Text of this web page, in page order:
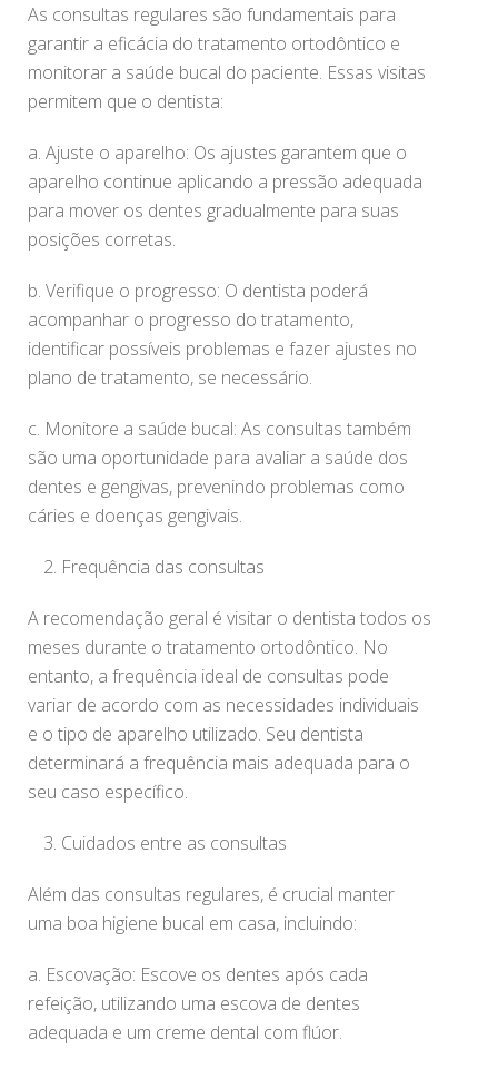
As consultas regulares são fundamentais para
garantir a eficácia do tratamento ortodôntico e
monitorar a saúde bucal do paciente. Essas visitas
permitem que o dentista:
a. Ajuste o aparelho: Os ajustes garantem que o
aparelho continue aplicando a pressão adequada
para mover os dentes gradualmente para suas
posições corretas.
b. Verifique o progresso: O dentista poderá
acompanhar o progresso do tratamento,
identificar possíveis problemas e fazer ajustes no
plano de tratamento, se necessário.
c. Monitore a saúde bucal: As consultas também
são uma oportunidade para avaliar a saúde dos
dentes e gengivas, prevenindo problemas como
cáries e doenças gengivais.
Frequência das consultas
A recomendação geral é visitar o dentista todos os
meses durante o tratamento ortodôntico. No
entanto, a frequência ideal de consultas pode
variar de acordo com as necessidades individuais
e o tipo de aparelho utilizado. Seu dentista
determinará a frequência mais adequada para o
seu caso específico.
Cuidados entre as consultas
Além das consultas regulares, é crucial manter
uma boa higiene bucal em casa, incluindo:
a. Escovação: Escove os dentes após cada
refeição, utilizando uma escova de dentes
adequada e um creme dental com flúor.